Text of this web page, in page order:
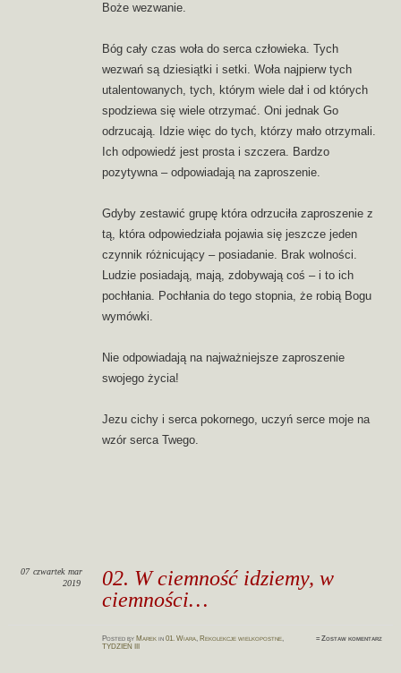
Boże wezwanie.
Bóg cały czas woła do serca człowieka. Tych
wezwań są dziesiątki i setki. Woła najpierw tych
utalentowanych, tych, którym wiele dał i od których
spodziewa się wiele otrzymać. Oni jednak Go
odrzucają. Idzie więc do tych, którzy mało otrzymali.
Ich odpowiedź jest prosta i szczera. Bardzo
pozytywna – odpowiadają na zaproszenie.
Gdyby zestawić grupę która odrzuciła zaproszenie z
tą, która odpowiedziała pojawia się jeszcze jeden
czynnik różnicujący – posiadanie. Brak wolności.
Ludzie posiadają, mają, zdobywają coś – i to ich
pochłania. Pochłania do tego stopnia, że robią Bogu
wymówki.
Nie odpowiadają na najważniejsze zaproszenie
swojego życia!
Jezu cichy i serca pokornego, uczyń serce moje na
wzór serca Twego.
02. W ciemność idziemy, w
ciemności…
07 czwartek mar
2019
Postedby Marek in01. Wiara, Rekolekcje wielkopostne,
TYDZIEŃ III
≈Zostaw komentarz